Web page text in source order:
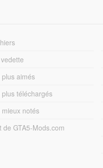
aimés
téléchargés
notés
de GTA5-Mods.com